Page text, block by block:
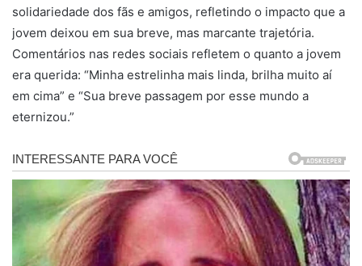
solidariedade dos fãs e amigos, refletindo o impacto que a
jovem deixou em sua breve, mas marcante trajetória.
Comentários nas redes sociais refletem o quanto a jovem
era querida: “Minha estrelinha mais linda, brilha muito aí
em cima” e “Sua breve passagem por esse mundo a
eternizou.”